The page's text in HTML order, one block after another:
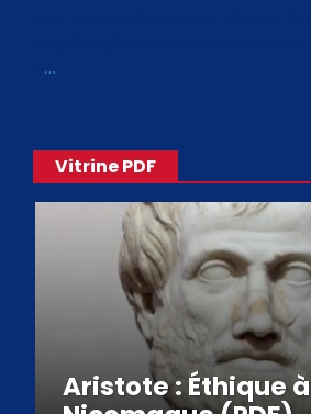
…
Vitrine PDF
Aristote : Éthique à